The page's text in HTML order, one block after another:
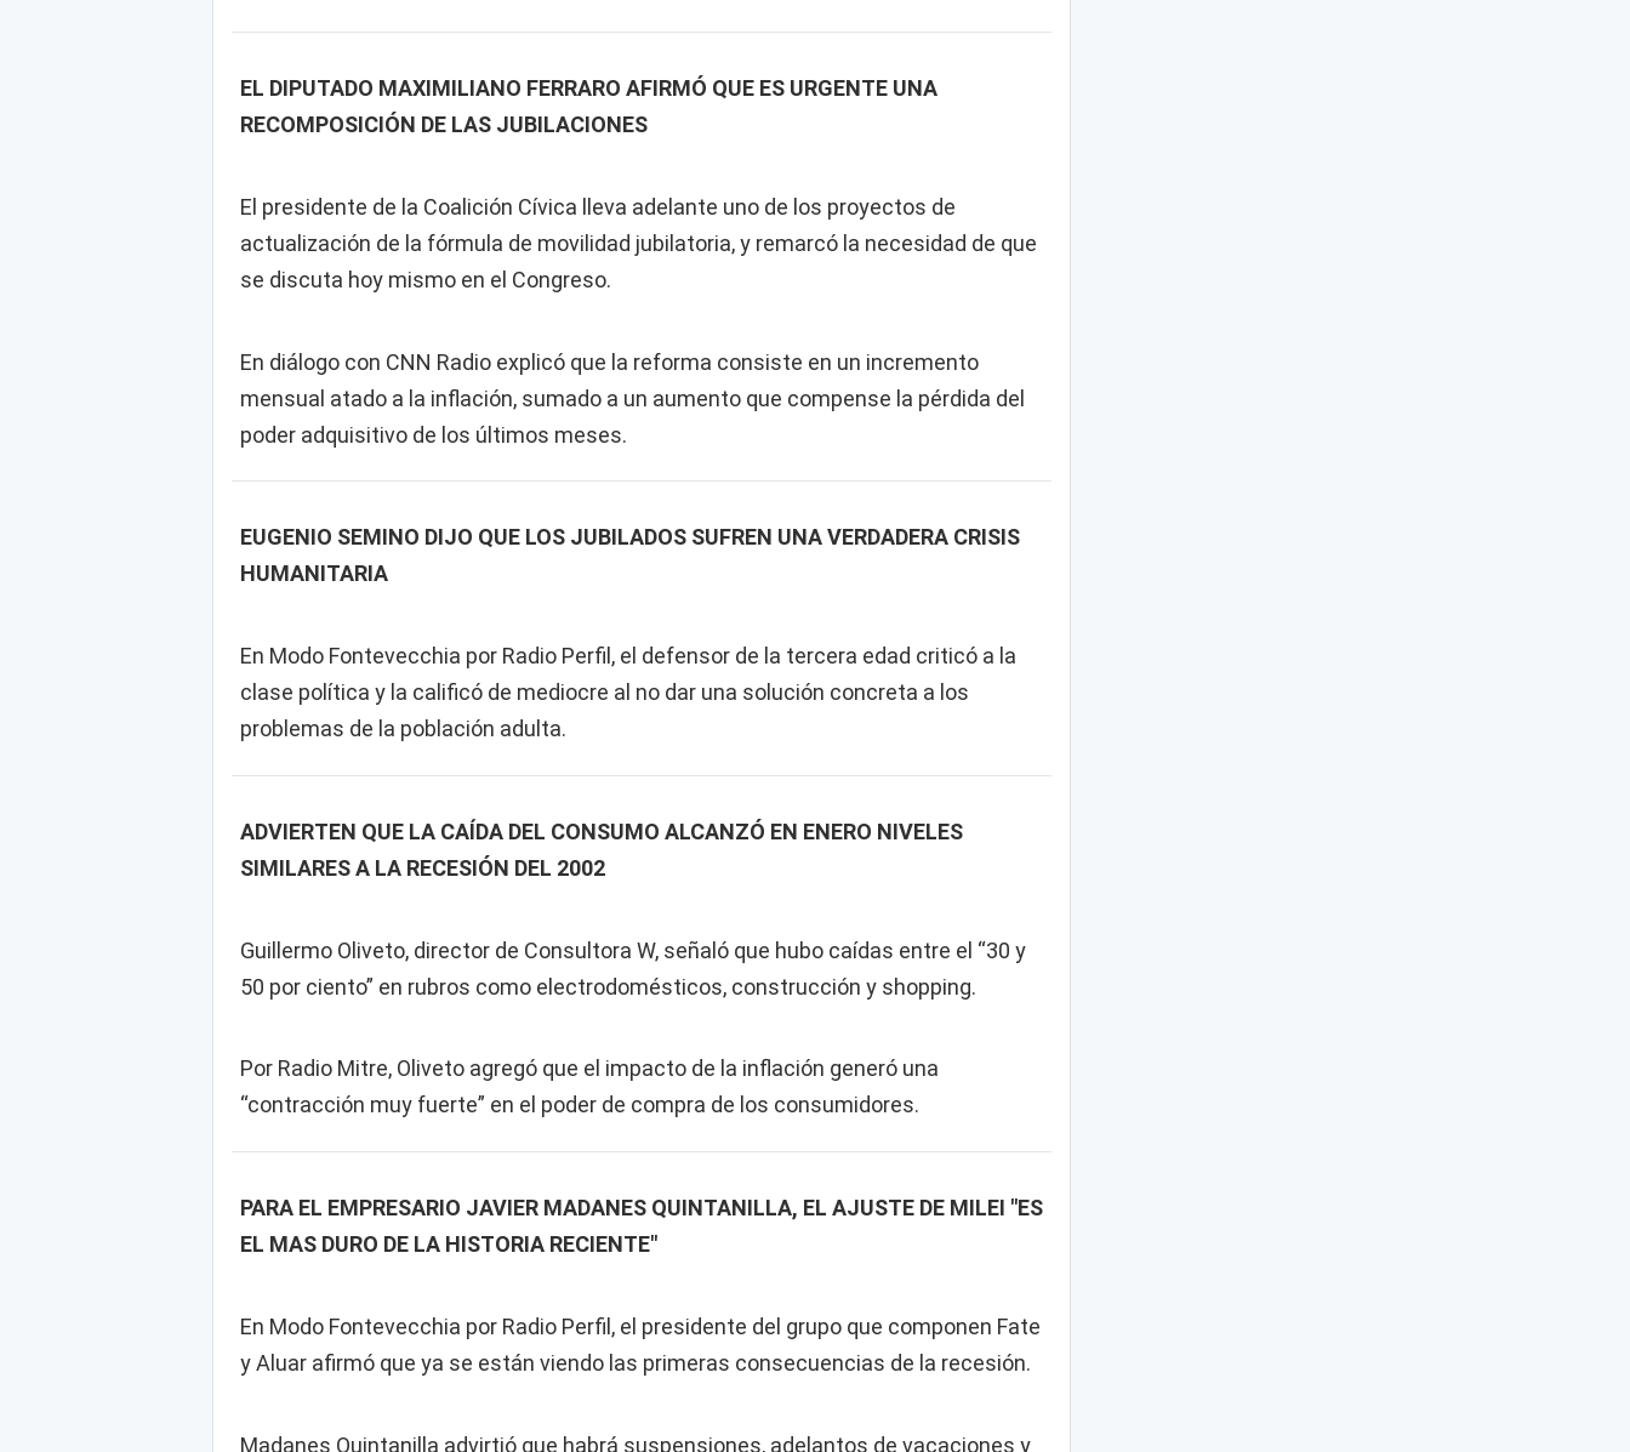
EL DIPUTADO MAXIMILIANO FERRARO AFIRMÓ QUE ES URGENTE UNA
RECOMPOSICIÓN DE LAS JUBILACIONES
El presidente de la Coalición Cívica lleva adelante uno de los proyectos de
actualización de la fórmula de movilidad jubilatoria, y remarcó la necesidad de que
se discuta hoy mismo en el Congreso.
En diálogo con CNN Radio explicó que la reforma consiste en un incremento
mensual atado a la inflación, sumado a un aumento que compense la pérdida del
poder adquisitivo de los últimos meses.
EUGENIO SEMINO DIJO QUE LOS JUBILADOS SUFREN UNA VERDADERA CRISIS
HUMANITARIA
En Modo Fontevecchia por Radio Perfil, el defensor de la tercera edad criticó a la
clase política y la calificó de mediocre al no dar una solución concreta a los
problemas de la población adulta.
ADVIERTEN QUE LA CAÍDA DEL CONSUMO ALCANZÓ EN ENERO NIVELES
SIMILARES A LA RECESIÓN DEL 2002
Guillermo Oliveto, director de Consultora W, señaló que hubo caídas entre el “30 y
50 por ciento” en rubros como electrodomésticos, construcción y shopping.
Por Radio Mitre, Oliveto agregó que el impacto de la inflación generó una
“contracción muy fuerte” en el poder de compra de los consumidores.
PARA EL EMPRESARIO JAVIER MADANES QUINTANILLA, EL AJUSTE DE MILEI "ES
EL MAS DURO DE LA HISTORIA RECIENTE"
En Modo Fontevecchia por Radio Perfil, el presidente del grupo que componen Fate
y Aluar afirmó que ya se están viendo las primeras consecuencias de la recesión.
Madanes Quintanilla advirtió que habrá suspensiones, adelantos de vacaciones y